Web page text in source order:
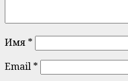
Имя *
Email *